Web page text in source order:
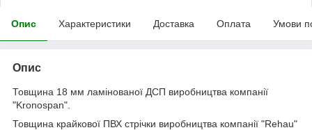
Опис Характеристики Доставка Оплата Умови
Опис
Товщина 18 мм ламінованої ДСП виробництва компанії
"Kronospan".
Товщина крайкової ПВХ стрічки виробництва компанії "Rehau"